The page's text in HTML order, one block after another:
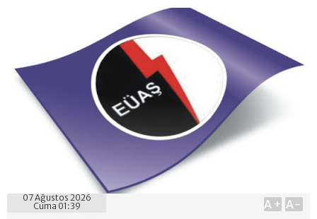
07 Ağustos 2026
Cuma 01:39
A+ A-